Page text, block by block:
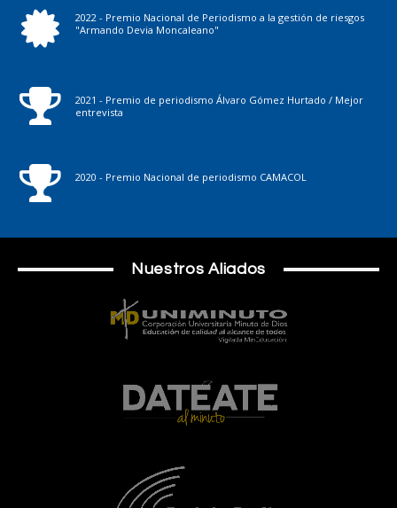
2022 - Premio Nacional de Periodismo a la gestión de riesgos
"Armando Devia Moncaleano"
2021 - Premio de periodismo Álvaro Gómez Hurtado / Mejor
entrevista
2020 - Premio Nacional de periodismo CAMACOL
Nuestros Aliados